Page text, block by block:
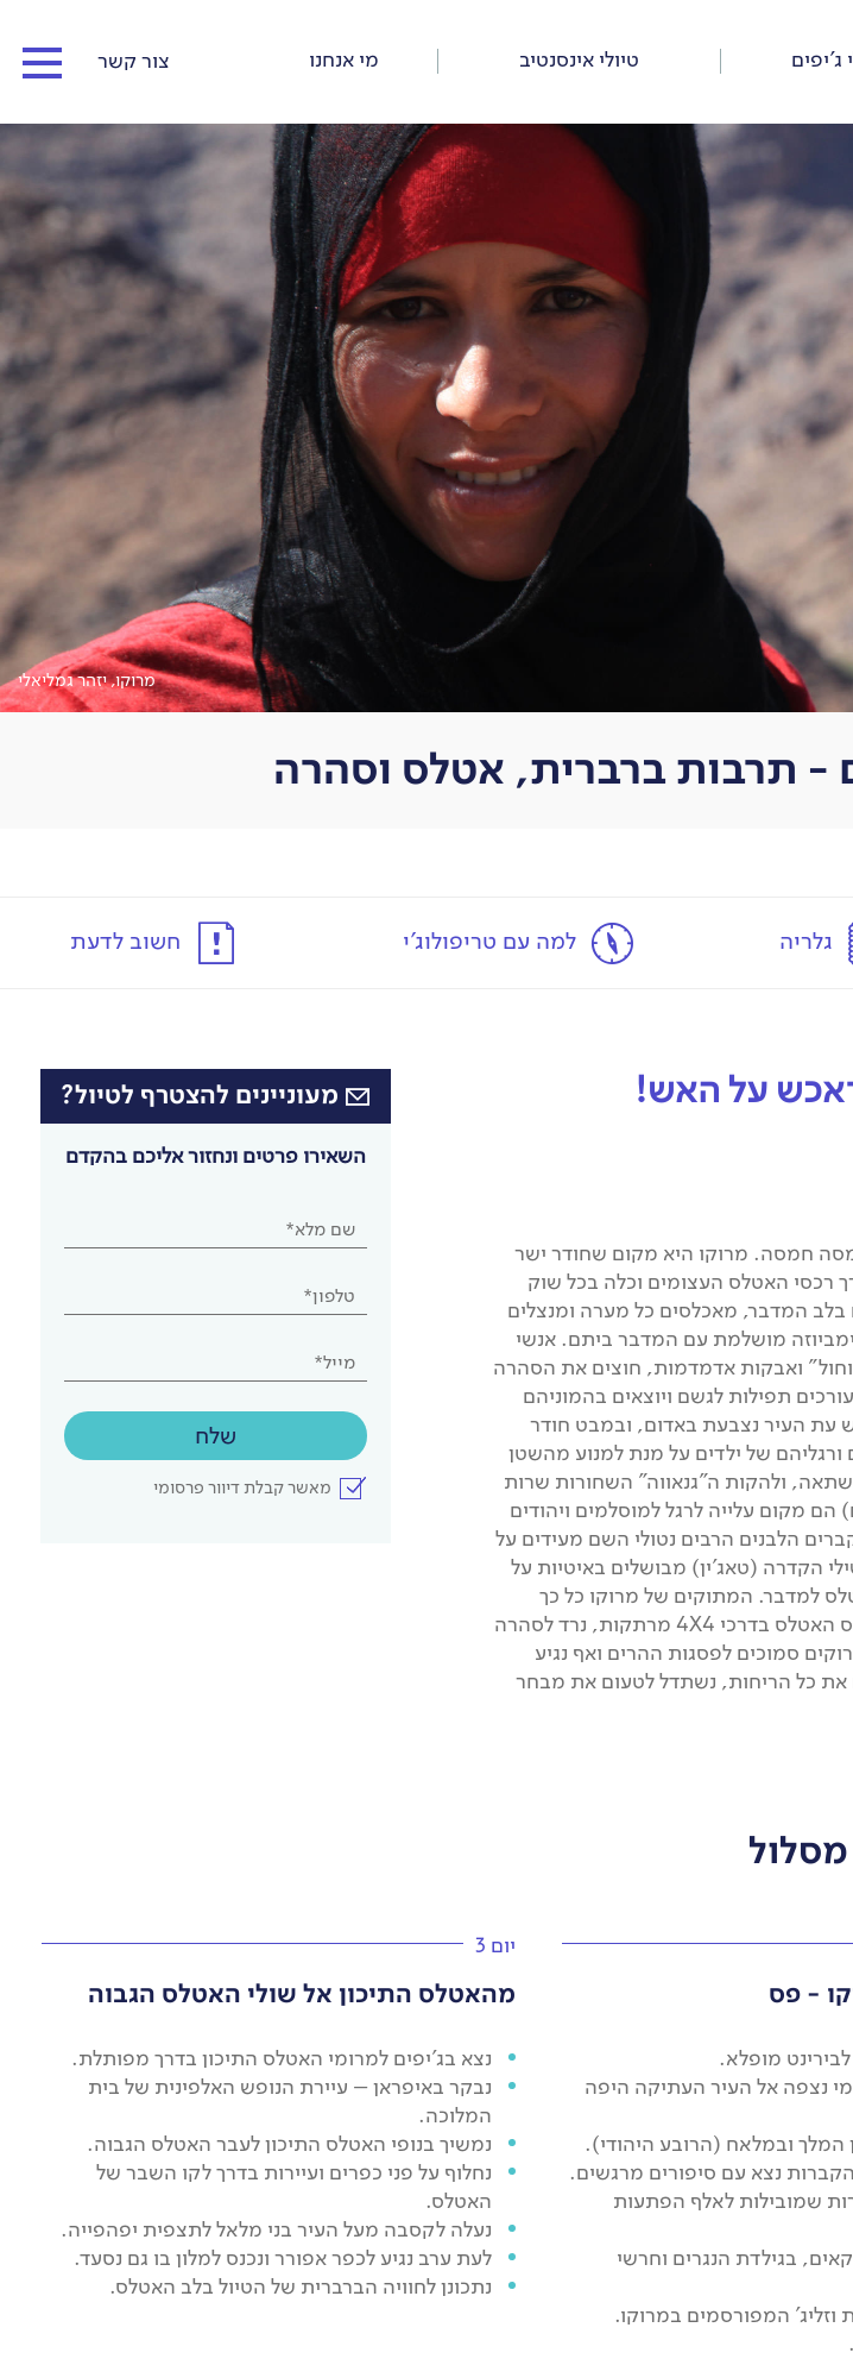
ג’יפים טיולי אינסנטיב מי אנחנו צור קשר
המדריכים שלנו
כתבו עלינו
כתבות וסיפורי דרך
תנאי התקשרות ורישום
מרוקו, יזהר גמליאלי
גלריה למה עם טריפולוג'י חשוב לדעת
על האש!
חמסה. מרוקו היא מקום שחודר ישר
רכסי האטלס העצומים וכלה בכל שוק
בלב המדבר, מאכלסים כל מערה ומנצלים
מושלמת עם המדבר ביתם. אנשי
ואבקות אדמדמות, חוצים את הסהרה
תפילות לגשם ויוצאים בהמוניהם
עת העיר נצבעת באדום, ובמבט חודר
של ילדים על מנת למנוע מהשטן
ולהקות ה"גנאווה" השחורות שרות
מקום עלייה לרגל למוסלמים ויהודים
הלבנים הרבים נטולי השם מעידים על
הקדרה (טאג'ין) מבושלים באיטיות על
למדבר. המתוקים של מרוקו כל כך
מתוקים והתה – יחיד במינו. והסהרה – אין דרך לתאר את הסהרה. נחצה את רכס האטלס בדרכי 4X4 מרתקות, נרד לסהרה
סמוכים לפסגות ההרים ואף נגיע
את כל הריחות, נשתדל לטעום את מבחר
מעוניינים להצטרף לטיול?
השאירו פרטים ונחזור אליכם בהקדם
שם מלא*
טלפון*
מייל*
מאשר קבלת דיוור פרסומי
שלח
מסלול
- פס
מופלא.
נצפה אל העיר העתיקה היפה
ובמלאח (הרובע היהודי).
נצא עם סיפורים מרגשים.
שמובילות לאלף הפתעות
בגילדת הנגרים וחרשי
וזליג' המפורסמים במרוקו.
יום 3
מהאטלס התיכון אל שולי האטלס הגבוה
נצא בג'יפים למרומי האטלס התיכון בדרך מפותלת.
נבקר באיפראן – עיירת הנופש האלפינית של בית
המלוכה.
נמשיך בנופי האטלס התיכון לעבר האטלס הגבוה.
נחלוף על פני כפרים ועיירות בדרך לקו השבר של
האטלס.
נעלה לקסבה מעל העיר בני מלאל לתצפית יפהפייה.
לעת ערב נגיע לכפר אפורר ונכנס למלון בו גם נסעד.
נתכונן לחוויה הברברית של הטיול בלב האטלס.